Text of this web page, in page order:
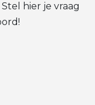
hier je vraag